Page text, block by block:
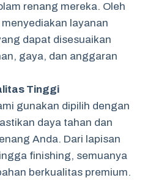
renang mereka. Oleh
layanan
dapat disesuaikan
gaya, dan anggaran
Tinggi
gunakan dipilih dengan
daya tahan dan
Anda. Dari lapisan
finishing, semuanya
berkualitas premium.